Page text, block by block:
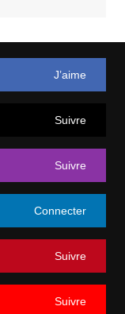
J’aime
Suivre
Suivre
Connecter
Suivre
Suivre